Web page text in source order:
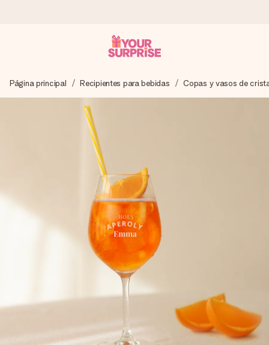
Preparamos tu regalo con cuidado y lo enviamos al vuelo,
para que lo entregues en el momento perfecto, cuando más
4,5 (basado en +15.000 opiniones)
Nuestros regalos inspiran. Los clientes nos dan un 4,5 en
Tarjeta de felicitación gratuita
Crea algo único en pocos pasos – con su nombre, tu foto o
un mensaje que llegue al corazón. Sin complicaciones, solo
todo el amor para el momento.
Página principal Recipientes para bebidas Copas y vasos de